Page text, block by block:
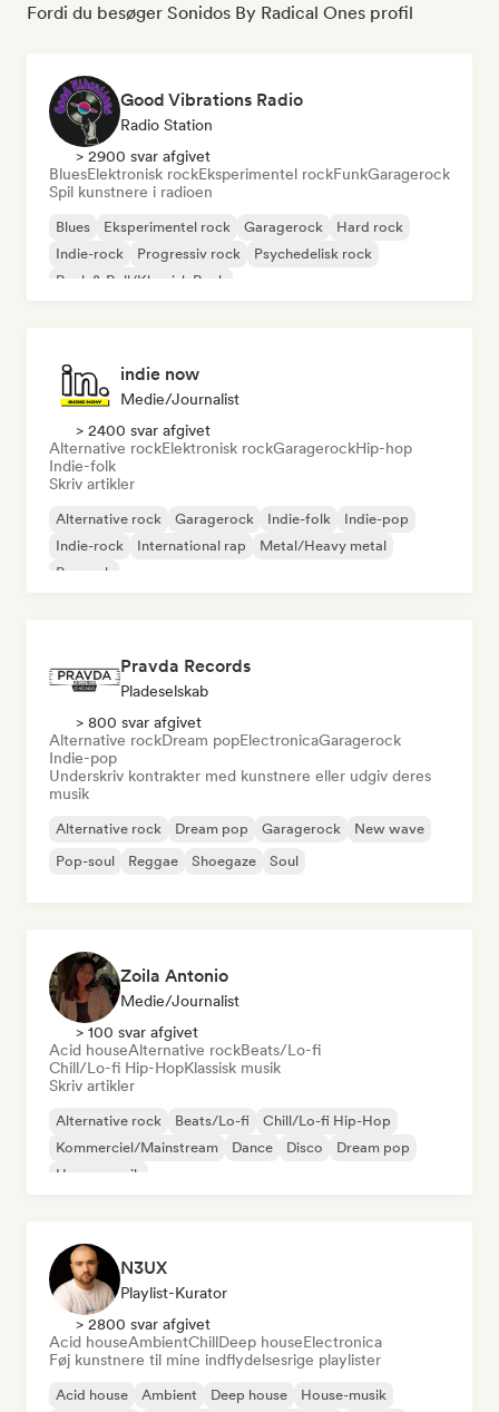
Fordi du besøger Sonidos By Radical Ones profil
Good Vibrations Radio
Radio Station
> 2900 svar afgivet
BluesElektronisk rockEksperimentel rockFunkGaragerock
Spil kunstnere i radioen
Blues Eksperimentel rock Garagerock
Hard rock
Indie-rock
Progressiv rock
Psychedelisk rock
Rock & Roll/Klassisk Rock
indie now
Medie/journalist
> 2400 svar afgivet
Alternative rockElektronisk rockGaragerockHip-hop
Indie-folk
Skriv artikler
Alternative rock Garagerock Indie-folk
Indie-pop
Indie-rock
International rap
Metal/Heavy metal
Poprock
Pravda Records
Pladeselskab
> 800 svar afgivet
Alternative rockDream popElectronicaGaragerock
Indie-pop
Underskriv kontrakter med kunstnere eller udgiv deres
musik
Alternative rock Dream pop Garagerock
New wave
Pop-soul
Reggae Shoegaze Soul
Zoila Antonio
Medie/journalist
> 100 svar afgivet
Acid houseAlternative rockBeats/Lo-fi
Chill/Lo-fi Hip-HopKlassisk musik
Skriv artikler
Alternative rock Beats/Lo-fi
Chill/Lo-fi Hip-Hop
Kommerciel/Mainstream
Dance Disco
Dream pop
House-musik
N3UX
Playlist-Kurator
> 2800 svar afgivet
Acid houseAmbientChillDeep houseElectronica
Føj kunstnere til mine indflydelsesrige playlister
Acid house Ambient Deep house
House-musik